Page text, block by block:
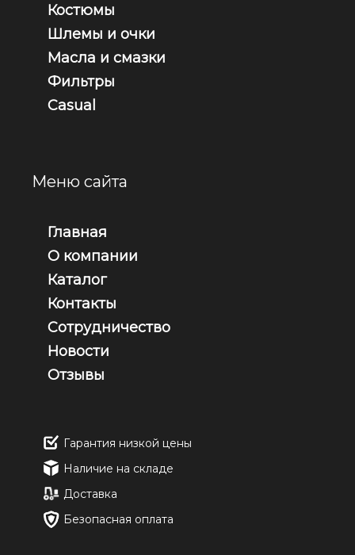
Костюмы
Шлемы и очки
Масла и смазки
Фильтры
Casual
Меню сайта
Главная
О компании
Каталог
Контакты
Сотрудничество
Новости
Отзывы
Гарантия низкой цены
Наличие на складе
Доставка
Безопасная оплата